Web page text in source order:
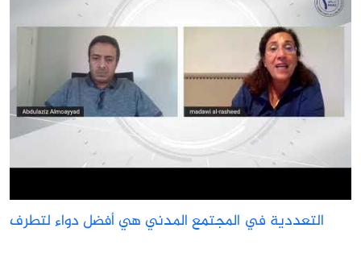
التعددية في المجتمع المدني هي أفضل دواء لتطرف